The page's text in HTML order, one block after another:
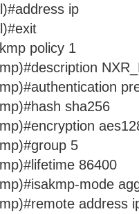
ip
policy 1
sha256
5
86400
mode
address